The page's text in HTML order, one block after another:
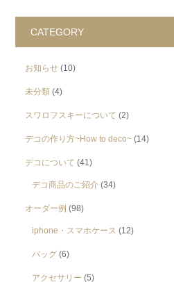
CATEGORY
お知らせ (10)
未分類 (4)
スワロフスキーについて (2)
デコの作り方~How to deco~ (14)
デコについて (41)
デコ商品のご紹介 (34)
オーダー例 (98)
iphone・スマホケース (12)
バッグ (6)
アクセサリー (5)